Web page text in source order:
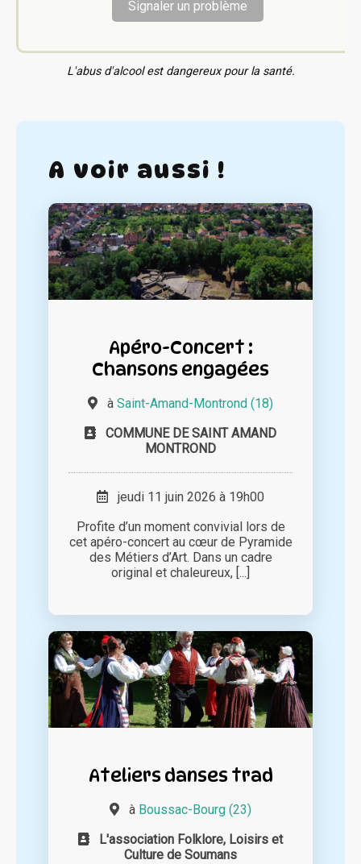
Signaler un problème
L'abus d'alcool est dangereux pour la santé.
A voir aussi !
Apéro-Concert :
Chansons engagées
à Saint-Amand-Montrond (18)
COMMUNE DE SAINT AMAND
MONTROND
jeudi 11 juin 2026 à 19h00
Profite d’un moment convivial lors de
cet apéro-concert au cœur de Pyramide
des Métiers d’Art. Dans un cadre
original et chaleureux, [...]
Ateliers danses trad
à Boussac-Bourg (23)
L'association Folklore, Loisirs et
Culture de Soumans